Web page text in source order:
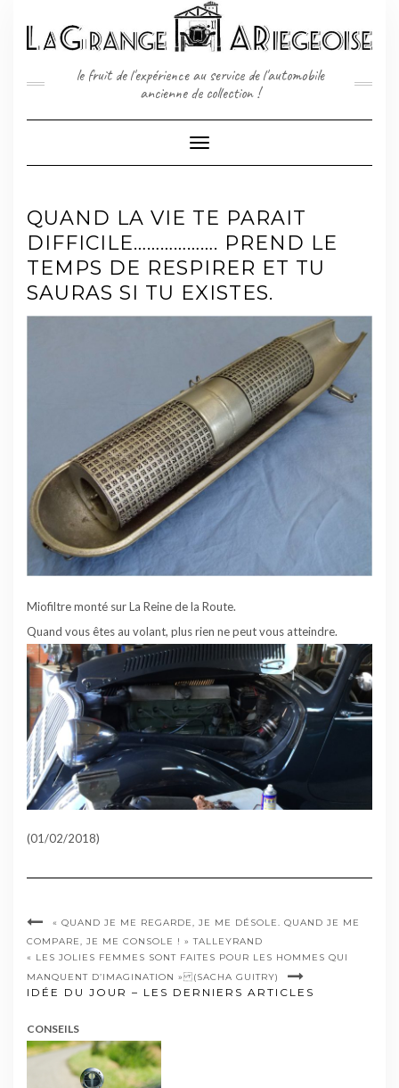
content
le fruit de l'expérience au service de l'automobile
ancienne de collection !
Toggle
Navigation
QUAND LA VIE TE PARAIT
DIFFICILE………………. PREND LE
TEMPS DE RESPIRER ET TU
SAURAS SI TU EXISTES.
Miofiltre monté sur La Reine de la Route.
Quand vous êtes au volant, plus rien ne peut vous atteindre.
(01/02/2018)
« QUAND JE ME REGARDE, JE ME DÉSOLE. QUAND JE ME
COMPARE, JE ME CONSOLE ! » TALLEYRAND
« LES JOLIES FEMMES SONT FAITES POUR LES HOMMES QUI
MANQUENT D’IMAGINATION » (SACHA GUITRY)
IDÉE DU JOUR – LES DERNIERS ARTICLES
CONSEILS